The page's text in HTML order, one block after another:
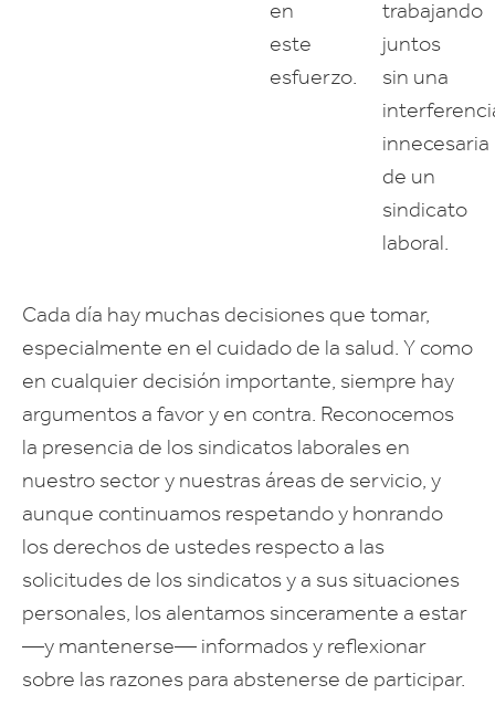
en
este
esfuerzo.
trabajando
juntos
sin una
innecesaria
de un
sindicato
laboral.
Cada día hay muchas decisiones que tomar,
especialmente en el cuidado de la salud. Y como
en cualquier decisión importante, siempre hay
argumentos a favor y en contra. Reconocemos
la presencia de los sindicatos laborales en
nuestro sector y nuestras áreas de servicio, y
aunque continuamos respetando y honrando
los derechos de ustedes respecto a las
solicitudes de los sindicatos y a sus situaciones
personales, los alentamos sinceramente a estar
—y mantenerse— informados y reflexionar
sobre las razones para abstenerse de participar.